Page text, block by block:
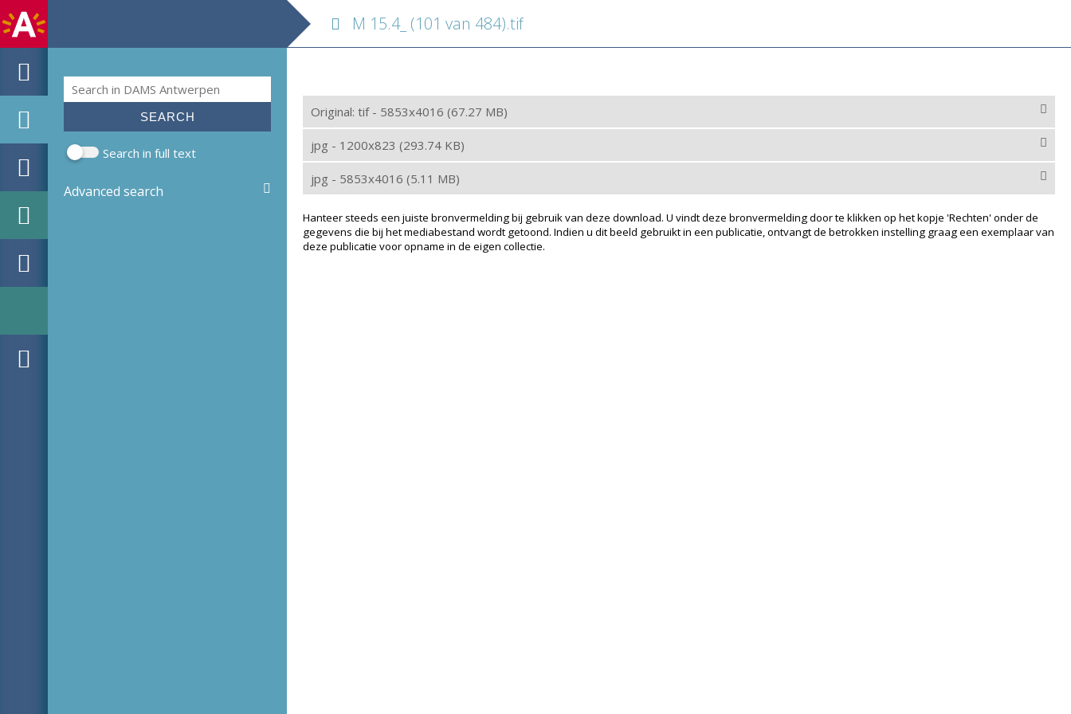
Search form
Search
Search in full text
Advanced search
M 15.4_ (101 van 484).tif
Original: tif - 5853x4016 (67.27 MB)
jpg - 1200x823 (293.74 KB)
jpg - 5853x4016 (5.11 MB)
Hanteer steeds een juiste bronvermelding bij gebruik van deze download. U vindt deze bronvermelding door te klikken op het kopje 'Rechten' onder de
gegevens die bij het mediabestand wordt getoond. Indien u dit beeld gebruikt in een publicatie, ontvangt de betrokken instelling graag een exemplaar van
deze publicatie voor opname in de eigen collectie.